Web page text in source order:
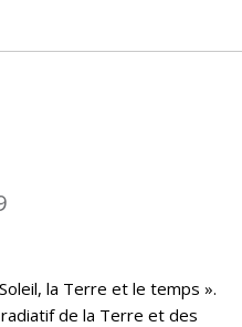
la Terre et le temps ».
de la Terre et des